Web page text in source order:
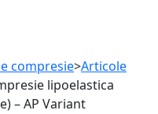
compresie>Articole
lipoelastica
– AP Variant